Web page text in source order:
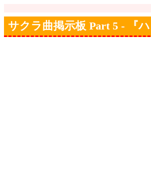
サクラ曲掲示板 Part 5 - 『